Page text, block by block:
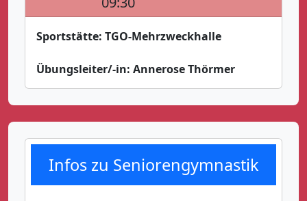
Sportstätte: TGO-Mehrzweckhalle
Übungsleiter/-in: Annerose Thörmer
Infos zu Seniorengymnastik